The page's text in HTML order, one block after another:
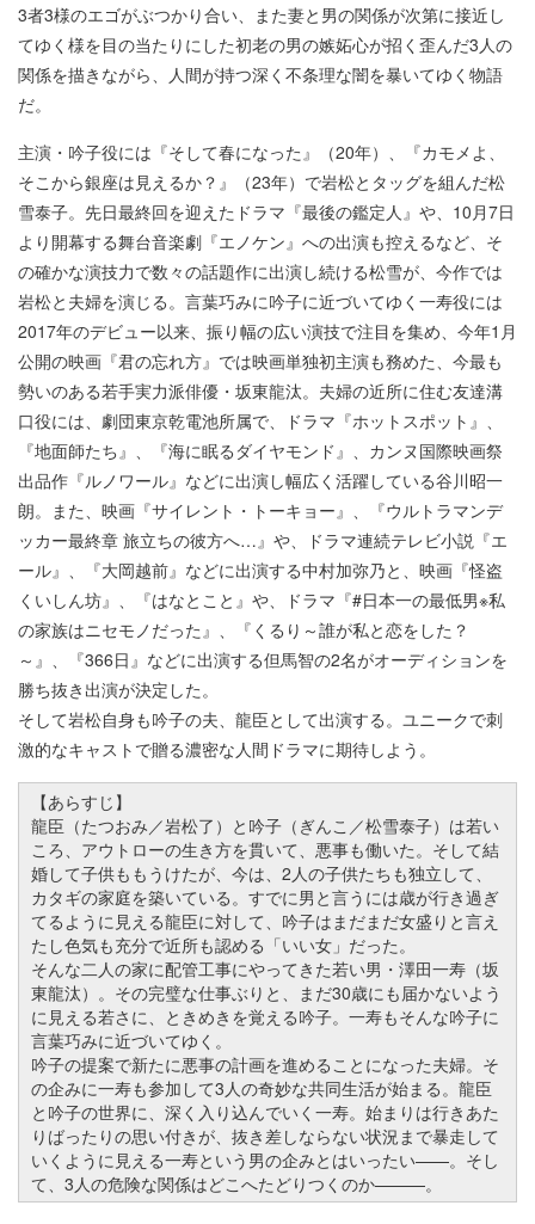
3者3様のエゴがぶつかり合い、また妻と男の関係が次第に接近し
てゆく様を目の当たりにした初老の男の嫉妬心が招く歪んだ3人の
関係を描きながら、人間が持つ深く不条理な闇を暴いてゆく物語
だ。
主演・吟子役には『そして春になった』（20年）、『カモメよ、
そこから銀座は見えるか？』（23年）で岩松とタッグを組んだ松
雪泰子。先日最終回を迎えたドラマ『最後の鑑定人』や、10月7日
より開幕する舞台音楽劇『エノケン』への出演も控えるなど、そ
の確かな演技力で数々の話題作に出演し続ける松雪が、今作では
岩松と夫婦を演じる。言葉巧みに吟子に近づいてゆく一寿役には
2017年のデビュー以来、振り幅の広い演技で注目を集め、今年1月
公開の映画『君の忘れ方』では映画単独初主演も務めた、今最も
勢いのある若手実力派俳優・坂東龍汰。夫婦の近所に住む友達溝
口役には、劇団東京乾電池所属で、ドラマ『ホットスポット』、
『地面師たち』、『海に眠るダイヤモンド』、カンヌ国際映画祭
出品作『ルノワール』などに出演し幅広く活躍している谷川昭一
朗。また、映画『サイレント・トーキョー』、『ウルトラマンデ
ッカー最終章 旅立ちの彼方へ…』や、ドラマ連続テレビ小説『エ
ール』、『大岡越前』などに出演する中村加弥乃と、映画『怪盗
くいしん坊』、『はなとこと』や、ドラマ『#日本一の最低男※私
の家族はニセモノだった』、『くるり～誰が私と恋をした？
～』、『366日』などに出演する但馬智の2名がオーディションを
勝ち抜き出演が決定した。
そして岩松自身も吟子の夫、龍臣として出演する。ユニークで刺
激的なキャストで贈る濃密な人間ドラマに期待しよう。
【あらすじ】
龍臣（たつおみ／岩松了）と吟子（ぎんこ／松雪泰子）は若い
ころ、アウトローの生き方を貫いて、悪事も働いた。そして結
婚して子供ももうけたが、今は、2人の子供たちも独立して、
カタギの家庭を築いている。すでに男と言うには歳が行き過ぎ
てるように見える龍臣に対して、吟子はまだまだ女盛りと言え
たし色気も充分で近所も認める「いい女」だった。
そんな二人の家に配管工事にやってきた若い男・澤田一寿（坂
東龍汰）。その完璧な仕事ぶりと、まだ30歳にも届かないよう
に見える若さに、ときめきを覚える吟子。一寿もそんな吟子に
言葉巧みに近づいてゆく。
吟子の提案で新たに悪事の計画を進めることになった夫婦。そ
の企みに一寿も参加して3人の奇妙な共同生活が始まる。龍臣
と吟子の世界に、深く入り込んでいく一寿。始まりは行きあた
りばったりの思い付きが、抜き差しならない状況まで暴走して
いくように見える一寿という男の企みとはいったい——。そし
て、3人の危険な関係はどこへたどりつくのか———。